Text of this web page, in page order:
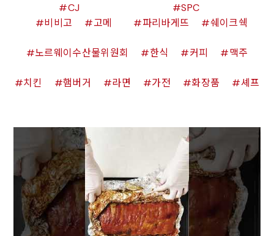
CJ
비비고
고메
SPC
파리바게뜨
쉐이크쉑
노르웨이수산물위원회 한식 커피 맥주
치킨 햄버거 라면 가전 화장품 셰프